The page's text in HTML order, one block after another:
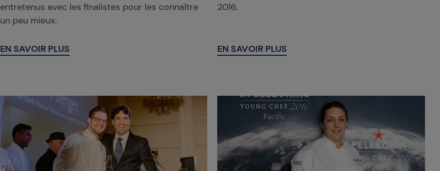
entretenus avec les finalistes pour les connaître
un peu mieux.
EN SAVOIR PLUS
2016.
EN SAVOIR PLUS